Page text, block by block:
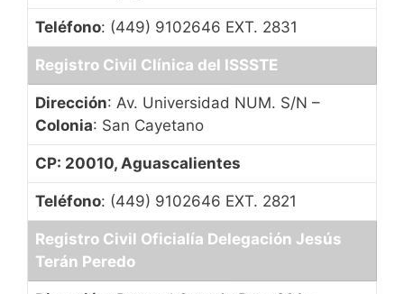
Teléfono: (449) 9102646 EXT. 2831
Registro Civil Clínica del ISSSTE
Dirección: Av. Universidad NUM. S/N –
Colonia: San Cayetano
CP: 20010, Aguascalientes
Teléfono: (449) 9102646 EXT. 2821
Registro Civil Oficialía Delegación Jesús
Terán Peredo